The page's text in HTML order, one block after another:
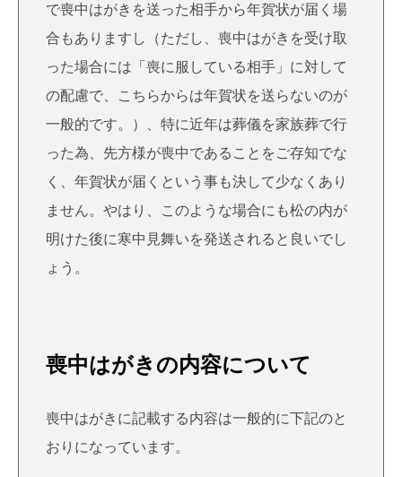
で喪中はがきを送った相手から年賀状が届く場
合もありますし（ただし、喪中はがきを受け取
った場合には「喪に服している相手」に対して
の配慮で、こちらからは年賀状を送らないのが
一般的です。）、特に近年は葬儀を家族葬で行
った為、先方様が喪中であることをご存知でな
く、年賀状が届くという事も決して少なくあり
ません。やはり、このような場合にも松の内が
明けた後に寒中見舞いを発送されると良いでし
ょう。
喪中はがきの内容について
喪中はがきに記載する内容は一般的に下記のと
おりになっています。